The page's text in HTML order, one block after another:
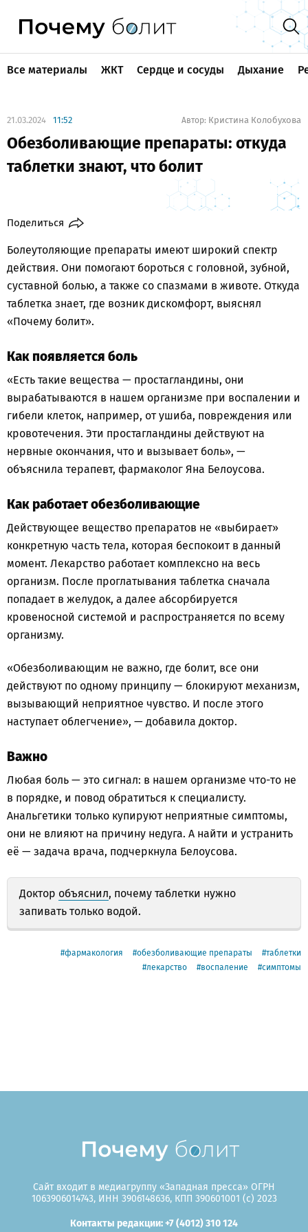
Все материалы ЖКТ Сердце и сосуды Дыхание
21.03.2024 11:52 Автор: Кристина Колобухова
Обезболивающие препараты: откуда
таблетки знают, что болит
Поделиться
Болеутоляющие препараты имеют широкий спектр
действия. Они помогают бороться с головной, зубной,
суставной болью, а также со спазмами в животе. Откуда
таблетка знает, где возник дискомфорт, выяснял
«Почему болит».
Как появляется боль
«Есть такие вещества — простагландины, они
вырабатываются в нашем организме при воспалении и
гибели клеток, например, от ушиба, повреждения или
кровотечения. Эти простагландины действуют на
нервные окончания, что и вызывает боль», —
объяснила терапевт, фармаколог Яна Белоусова.
Как работает обезболивающие
Действующее вещество препаратов не «выбирает»
конкретную часть тела, которая беспокоит в данный
момент. Лекарство работает комплексно на весь
организм. После проглатывания таблетка сначала
попадает в желудок, а далее абсорбируется
кровеносной системой и распространяется по всему
организму.
«Обезболивающим не важно, где болит, все они
действуют по одному принципу — блокируют механизм,
вызывающий неприятное чувство. И после этого
наступает облегчение», — добавила доктор.
Важно
Любая боль — это сигнал: в нашем организме что-то не
в порядке, и повод обратиться к специалисту.
Анальгетики только купируют неприятные симптомы,
они не влияют на причину недуга. А найти и устранить
её — задача врача, подчеркнула Белоусова.
Доктор объяснил, почему таблетки нужно
запивать только водой.
фармакология обезболивающие препараты
таблетки
лекарство
воспаление симптомы
Сайт входит в медиагруппу «Западная пресса» ОГРН
1063906014743, ИНН 3906148636, КПП 390601001 (c) 2023
Контакты редакции: +7 (4012) 310 124